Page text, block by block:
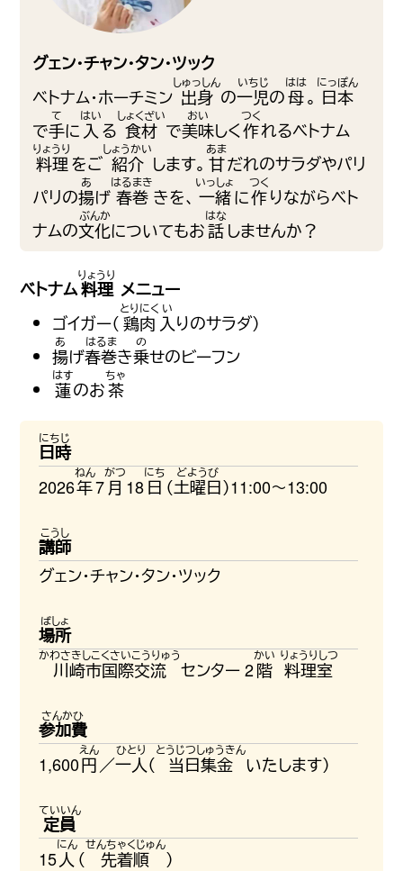
グェン・チャン・タン・ツック
ベトナム・ホーチミン 出身 の一児の母。 日本
で手に 入る 食材 で美味しく作れるベトナム
料理をご 紹介 します。 甘だれのサラダやパリ
パリの揚げ 春巻 きを、 一緒に作りながらベト
ナムの文化についてもお話しませんか？
ベトナム料理 メニュー
ゴイガー（ 鶏肉 入りのサラダ）
揚げ春巻き乗せのビーフン
蓮のお茶
日時
2026年7 月 18 日 （土曜日）11:00〜13:00
講師
グェン・チャン・タン・ツック
場所
川崎市国際交流
センター 2階 料理室
参加費
1,600円 ／一人（ 当日集金 いたします）
定員
15 人 （ 先着順
）